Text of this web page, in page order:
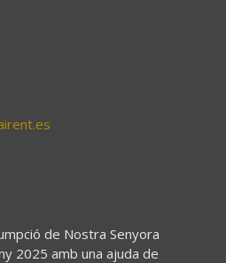
de Nostra Senyora
2025 amb una ajuda de